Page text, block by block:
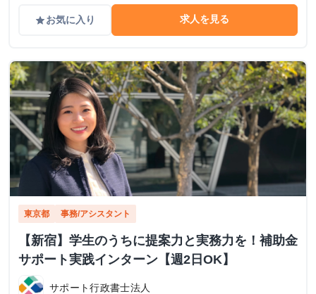
gradeお気に入り 求人を見る
東京都 事務/アシスタント
【新宿】学生のうちに提案力と実務力を！補助金
サポート実践インターン【週2日OK】
サポート行政書士法人